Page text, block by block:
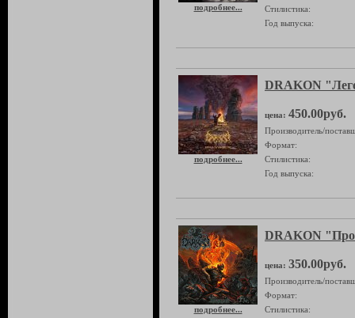
подробнее...
Стилистика:
Год выпуска:
подробнее...
DRAKON
цена: 450.00руб.
Производитель/
Формат:
Стилистика:
Год выпуска:
подробнее...
DRAKON
цена: 350.00руб.
Производитель/
Формат:
Стилистика: